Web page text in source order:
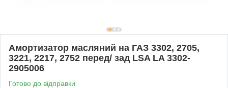
Амортизатор масляний на ГАЗ 3302, 2705,
3221, 2217, 2752 перед/ зад LSA LA 3302-
2905006
Готово до відправки